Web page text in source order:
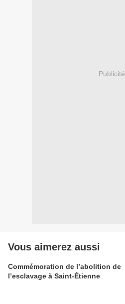
Publicité
Vous aimerez aussi
Commémoration de l’abolition de
l’esclavage à Saint-Étienne